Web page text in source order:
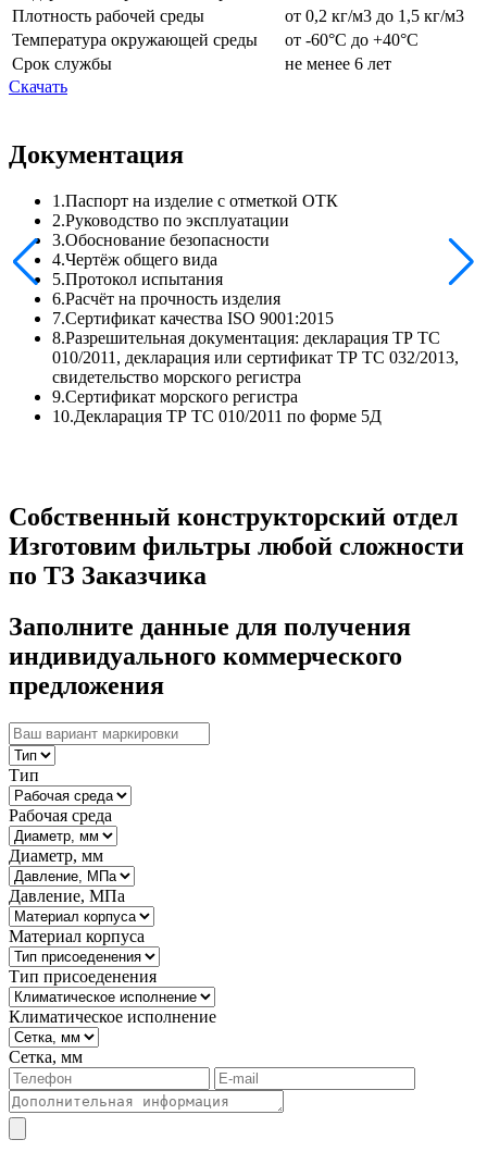
Плотность рабочей среды
от 0,2 кг/м3 до 1,5 кг/м3
Температура окружающей среды
от -60°С до +40°С
Срок службы
не менее 6 лет
Скачать
Документация
1.Паспорт на изделие с отметкой ОТК
2.Руководство по эксплуатации
3.Обоснование безопасности
4.Чертёж общего вида
5.Протокол испытания
6.Расчёт на прочность изделия
7.Сертификат качества ISO 9001:2015
8.Разрешительная документация: декларация ТР ТС
010/2011, декларация или сертификат ТР ТС 032/2013,
свидетельство морского регистра
9.Сертификат морского регистра
10.Декларация ТР ТС 010/2011 по форме 5Д
Собственный конструкторский отдел
Изготовим фильтры любой сложности
по ТЗ Заказчика
Заполните данные для получения
индивидуального коммерческого
предложения
Тип
Рабочая среда
Диаметр, мм
Давление, МПа
Материал корпуса
Тип присоеденения
Климатическое исполнение
Сетка, мм